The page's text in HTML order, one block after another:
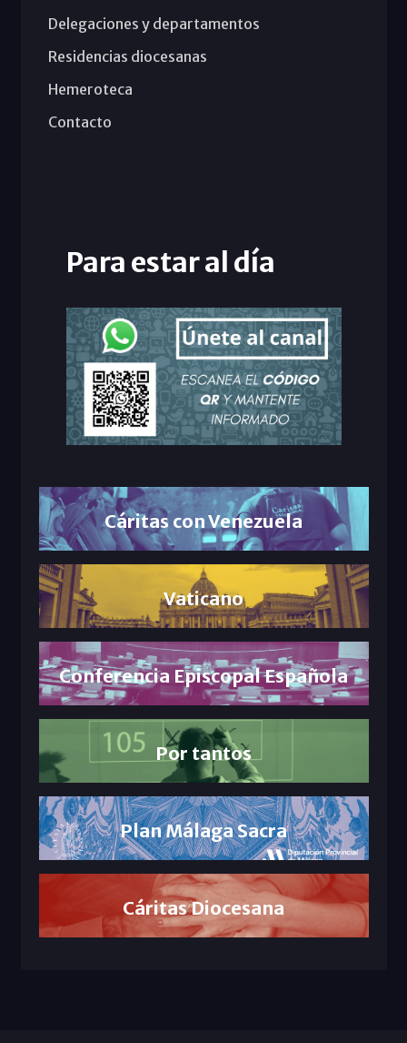
Delegaciones y departamentos
Residencias diocesanas
Hemeroteca
Contacto
Para estar al día
Cáritas con Venezuela
Vaticano
Conferencia Episcopal Española
Por tantos
Plan Málaga Sacra
Cáritas Diocesana